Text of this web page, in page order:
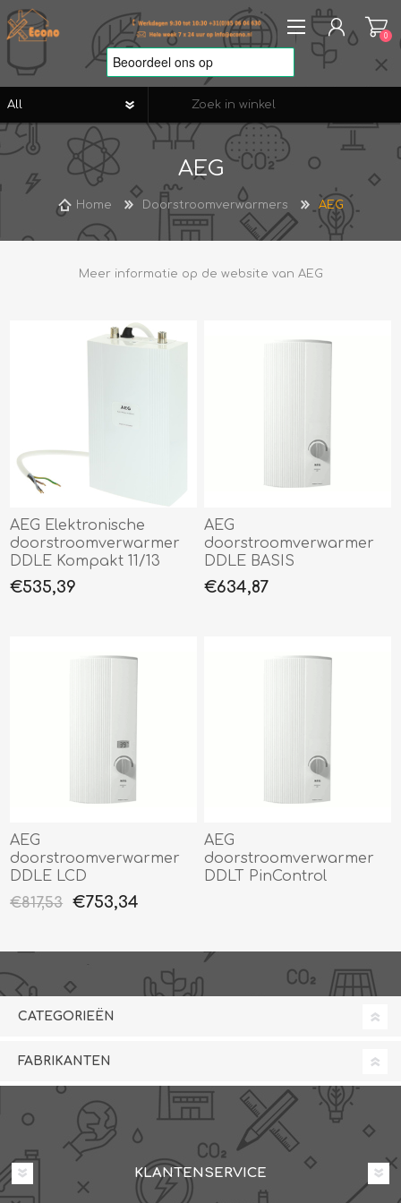
REGISTREREN
AANMELDEN
VERLANGLIJST
0
0
AEG
Home Doorstroomverwarmers AEG
Meer informatie op de website van AEG
AEG Elektronische
doorstroomverwarmer
DDLE Kompakt 11/13
€535,39
AEG
doorstroomverwarmer
DDLE BASIS
€634,87
AEG
doorstroomverwarmer
DDLE LCD
€817,53
€753,34
AEG
doorstroomverwarmer
DDLT PinControl
CATEGORIEËN
FABRIKANTEN
KLANTENSERVICE